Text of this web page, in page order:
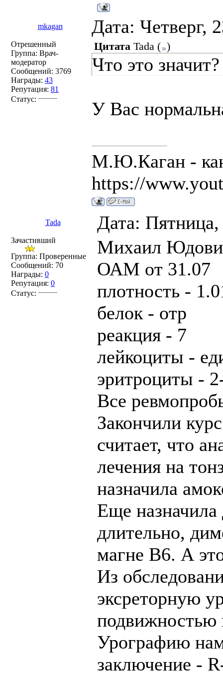
mkagan Дата: Четверг,
Отрешенный
Группа: Врач-
модератор
Сообщений: 3769
Награды: 43
Репутация: 81
Статус:
Цитата Tada ( )
Что это значит?
У Вас
М.Ю.Каган -
https://
Tada Дата:
Зачастивший
Группа: Проверенные
Сообщений: 70
Награды: 0
Репутация: 0
Статус:
Михаил
ОАМ от 31.07
плотность -
белок - отр
реакция - 7
лейкоциты -
эритроциты -
Все
Закончили
считает, что
лечения на
назначила
Еще назначила
длительно,
магне В6. А
Из
эксреторную
подвижностью
Урографию нам
заключение -